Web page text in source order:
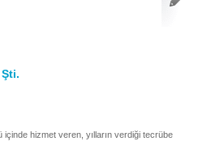
içinde hizmet veren, yılların verdiği tecrübe